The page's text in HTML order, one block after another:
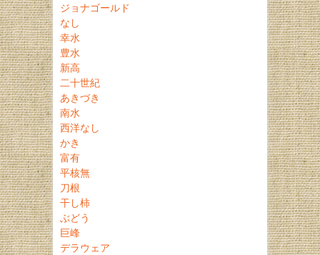
ジョナゴールド
なし
幸水
豊水
新高
二十世紀
あきづき
南水
西洋なし
かき
富有
平核無
刀根
干し柿
ぶどう
巨峰
デラウェア